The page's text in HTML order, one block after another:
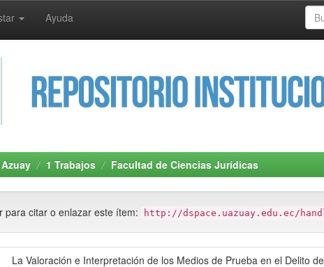
Ayuda
1 Trabajos Facultad de Ciencias Jurídicas
para citar o enlazar este ítem: http://dspace.uazuay.edu.ec/
La Valoración e Interpretación de los Medios de Prueba en el Delito